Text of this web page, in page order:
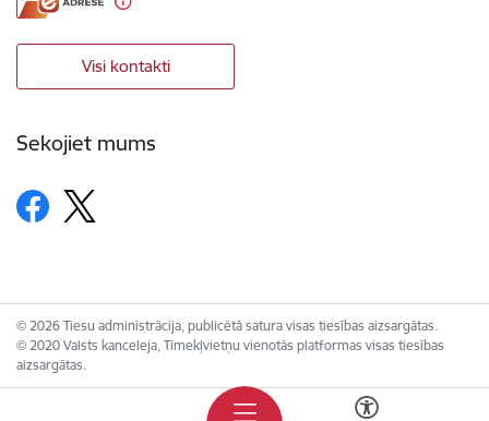
Visi kontakti
Sekojiet mums
© 2026 Tiesu administrācija, publicētā satura visas tiesības aizsargātas.
© 2020 Valsts kanceleja, Tīmekļvietņu vienotās platformas visas tiesības
aizsargātas.